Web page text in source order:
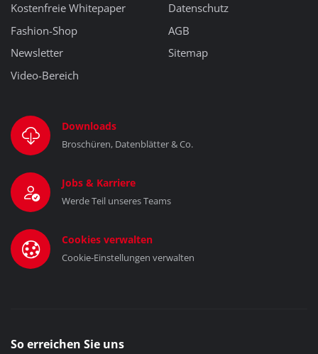
Kostenfreie Whitepaper
Fashion-Shop
Newsletter
Video-Bereich
Datenschutz
AGB
Sitemap
Downloads
Broschüren, Datenblätter & Co.
Jobs & Karriere
Werde Teil unseres Teams
Cookies verwalten
Cookie-Einstellungen verwalten
So erreichen Sie uns